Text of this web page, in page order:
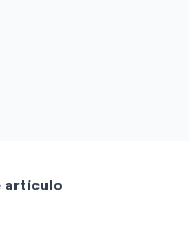
artículo